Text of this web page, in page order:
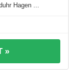
Hagen ...
»